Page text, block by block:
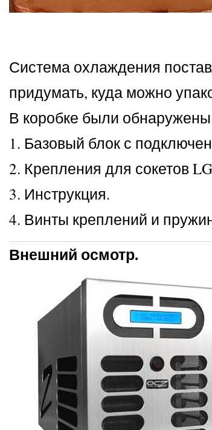
Система охлаждения
придумать, куда можно
В коробке были
1. Базовый блок с
2. Крепления для сокетов
3. Инструкция.
4. Винты креплений и
Внешний осмотр.